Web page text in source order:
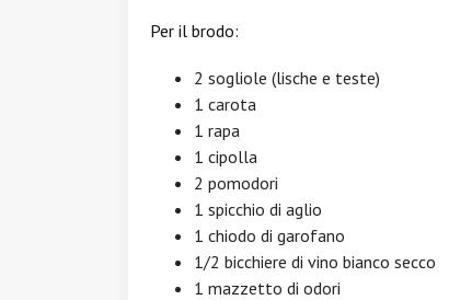
Per il brodo:
2 sogliole (lische e teste)
1 carota
1 rapa
1 cipolla
2 pomodori
1 spicchio di aglio
1 chiodo di garofano
1/2 bicchiere di vino bianco secco
1 mazzetto di odori